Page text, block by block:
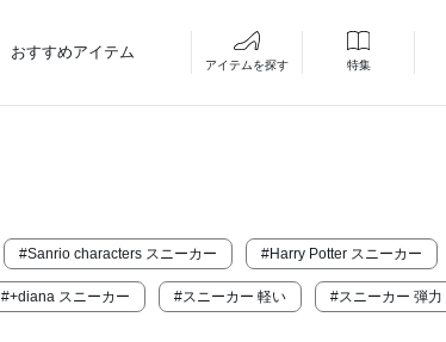
おすすめアイテム
アイテムを探す 特集
#Sanrio characters スニーカー #Harry Potter スニーカー
#+diana スニーカー #スニーカー 軽い #スニーカー 弾力